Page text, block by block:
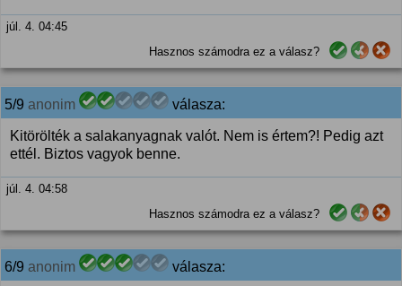
júl. 4. 04:45
Hasznos számodra ez a válasz?
5/9 anonim válasza:
Kitörölték a salakanyagnak valót. Nem is értem?! Pedig azt
ettél. Biztos vagyok benne.
júl. 4. 04:58
Hasznos számodra ez a válasz?
6/9 anonim válasza: